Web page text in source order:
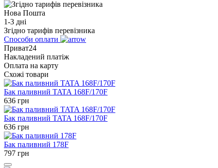
Нова Пошта
1-3 дні
Згідно тарифів перевізника
Способи оплати
Приват24
Накладений платіж
Оплата на карту
Схожі товари
Бак паливний TATA 168F/170F
636 грн
Бак паливний TATA 168F/170F
636 грн
Бак паливний 178F
797 грн